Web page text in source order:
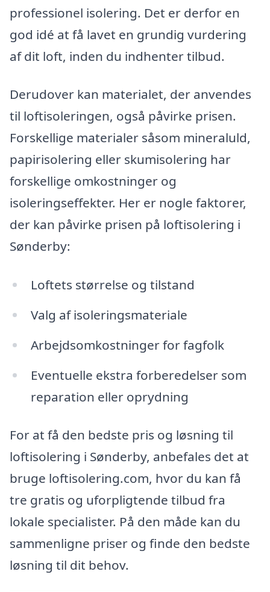
professionel isolering. Det er derfor en
god idé at få lavet en grundig vurdering
af dit loft, inden du indhenter tilbud.
Derudover kan materialet, der anvendes
til loftisoleringen, også påvirke prisen.
Forskellige materialer såsom mineraluld,
papirisolering eller skumisolering har
forskellige omkostninger og
isoleringseffekter. Her er nogle faktorer,
der kan påvirke prisen på loftisolering i
Sønderby:
Loftets størrelse og tilstand
Valg af isoleringsmateriale
Arbejdsomkostninger for fagfolk
Eventuelle ekstra forberedelser som
reparation eller oprydning
For at få den bedste pris og løsning til
loftisolering i Sønderby, anbefales det at
bruge loftisolering.com, hvor du kan få
tre gratis og uforpligtende tilbud fra
lokale specialister. På den måde kan du
sammenligne priser og finde den bedste
løsning til dit behov.